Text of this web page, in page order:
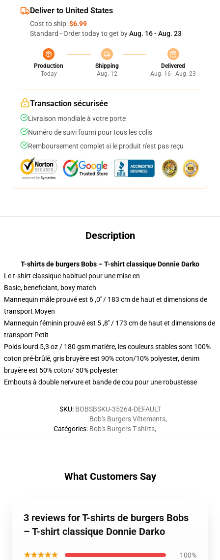
Deliver to United States
Cost to ship:$6.99
Standard - Order today to get byAug. 16 - Aug. 23
Production
Today
Shipping
Aug. 12
Delivered
Aug. 16 - Aug. 23
Transaction sécurisée
Livraison mondiale à votre porte
Numéro de suivi fourni pour tous les colis
Remboursement complet si le produit n'est pas reçu
Description
T-shirts de burgers Bobs – T-shirt classique Donnie Darko
Le t-shirt classique habituel pour une mise en
Basic, beneficiant, boxy match
Mannequin mâle prouvé est 6 ,0′′ / 183 cm de haut et dimensions de
transport Moyen
Mannequin féminin prouvé est 5 ,8′′ / 173 cm de haut et dimensions de
transport Petit
Poids lourd 5,3 oz / 180 gsm matière, les couleurs stables sont 100%
coton pré-brûlé, gris bruyère est 90% coton/10% polyester, denim
bruyère est 50% coton/ 50% polyester
Embouts à double nervure et bande de cou pour une robustesse
SKU: BOBSBSKU-35264-DEFAULT
Catégories:
Bob's Burgers Vêtements,
Bob's Burgers T-shirts,
What Customers Say
3 reviews for T-shirts de burgers Bobs
– T-shirt classique Donnie Darko
★★★★★ 100%